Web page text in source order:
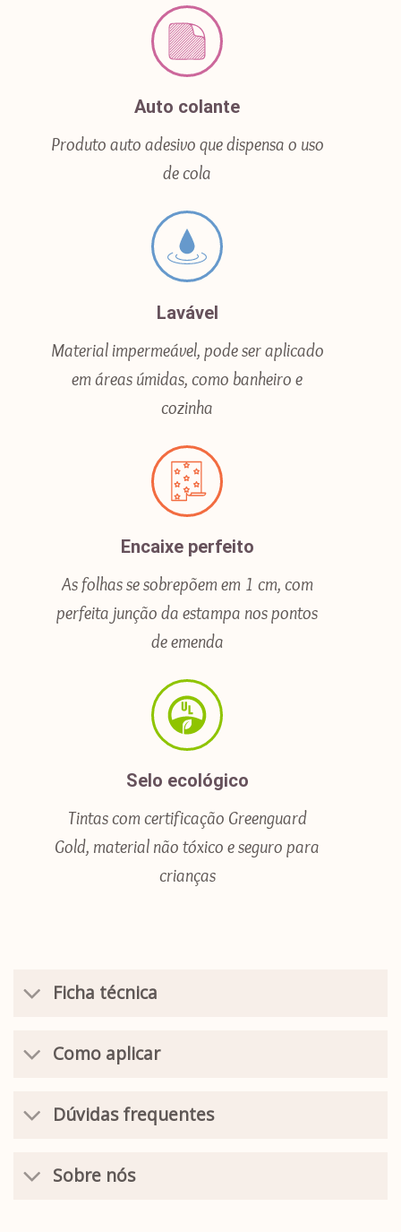
Auto colante
Produto auto adesivo que dispensa o uso
de cola
Lavável
Material impermeável, pode ser aplicado
em áreas úmidas, como banheiro e
cozinha
Encaixe perfeito
As folhas se sobrepõem em 1 cm, com
perfeita junção da estampa nos pontos
de emenda
Selo ecológico
Tintas com certificação Greenguard
Gold, material não tóxico e seguro para
crianças
Ficha técnica
Como aplicar
Dúvidas frequentes
Sobre nós